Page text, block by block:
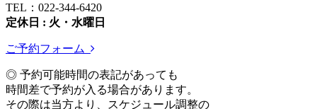
TEL：022-344-6420
定休日 : 火・水曜日
ご予約フォーム
◎ 予約可能時間の表記があっても
時間差で予約が入る場合があります。
その際は当方より、スケジュール調整の